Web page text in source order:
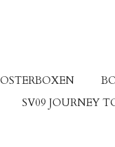
SV09 JOURNEY